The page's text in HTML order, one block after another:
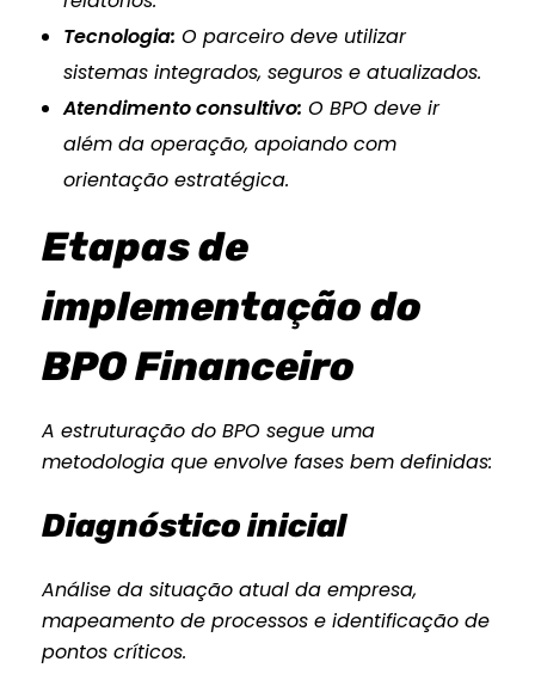
Tecnologia: O parceiro deve utilizar
sistemas integrados, seguros e atualizados.
Atendimento consultivo: O BPO deve ir
além da operação, apoiando com
orientação estratégica.
Etapas de
implementação do
BPO Financeiro
A estruturação do BPO segue uma
metodologia que envolve fases bem definidas:
Diagnóstico inicial
Análise da situação atual da empresa,
mapeamento de processos e identificação de
pontos críticos.